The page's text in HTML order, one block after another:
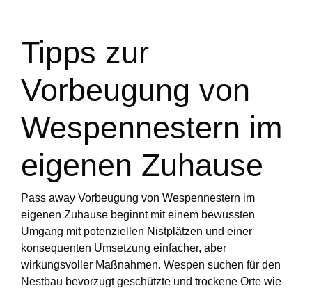
Tipps zur
Vorbeugung von
Wespennestern im
eigenen Zuhause
Pass away Vorbeugung von Wespennestern im
eigenen Zuhause beginnt mit einem bewussten
Umgang mit potenziellen Nistplätzen und einer
konsequenten Umsetzung einfacher, aber
wirkungsvoller Maßnahmen. Wespen suchen für den
Nestbau bevorzugt geschützte und trockene Orte wie